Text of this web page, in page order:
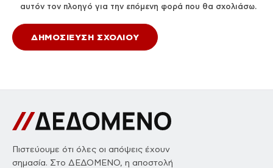
αυτόν τον πλοηγό για την επόμενη φορά που θα σχολιάσω.
Πιστεύουμε ότι όλες οι απόψεις έχουν
σημασία. Στο ΔΕΔΟΜΕΝΟ, η αποστολή